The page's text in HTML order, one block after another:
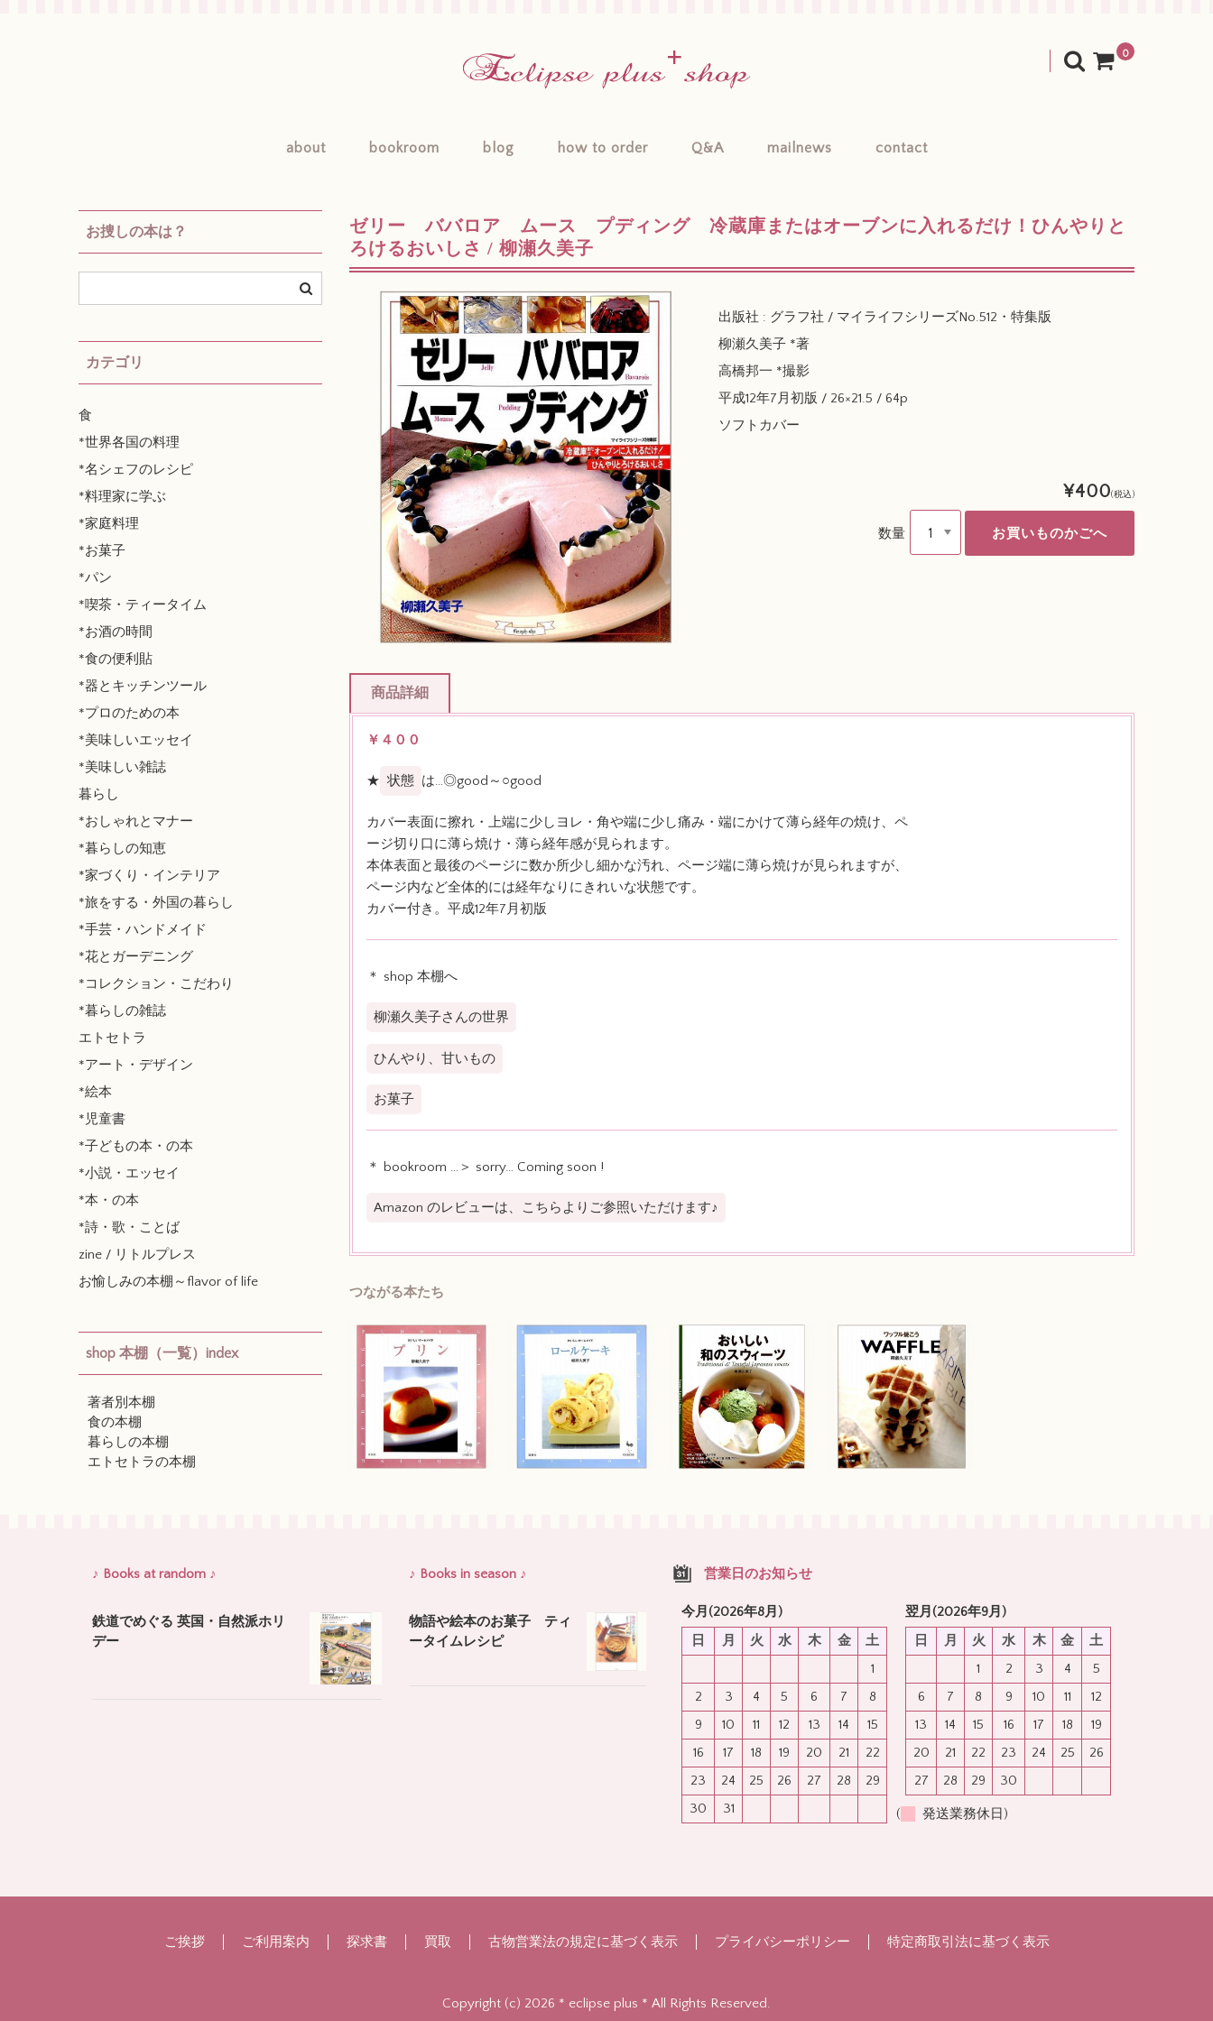
0
about bookroom blog how to order Q&A mailnews contact
ゼリー ババロア ムース プディング 冷蔵庫またはオーブンに入れるだけ！ひんやりと
ろけるおいしさ / 柳瀬久美子
出版社 : グラフ社 / マイライフシリーズNo.512・特集版
柳瀬久美子 *著
高橋邦一 *撮影
平成12年7月初版 / 26×21.5 / 64p
ソフトカバー
¥400(税込)
数量
商品詳細
￥４００
★ 状態 は…◎good～○good
カバー表面に擦れ・上端に少しヨレ・角や端に少し痛み・端にかけて薄ら経年の焼け、ペ
ージ切り口に薄ら焼け・薄ら経年感が見られます。
本体表面と最後のページに数か所少し細かな汚れ、ページ端に薄ら焼けが見られますが、
ページ内など全体的には経年なりにきれいな状態です。
カバー付き。平成12年7月初版
＊ shop 本棚へ
柳瀬久美子さんの世界
ひんやり、甘いもの
お菓子
＊ bookroom …＞ sorry… Coming soon !
Amazon のレビューは、こちらよりご参照いただけます♪
つながる本たち
お捜しの本は？
カテゴリ
食
*世界各国の料理
*名シェフのレシピ
*料理家に学ぶ
*家庭料理
*お菓子
*パン
*喫茶・ティータイム
*お酒の時間
*食の便利貼
*器とキッチンツール
*プロのための本
*美味しいエッセイ
*美味しい雑誌
暮らし
*おしゃれとマナー
*暮らしの知恵
*家づくり・インテリア
*旅をする・外国の暮らし
*手芸・ハンドメイド
*花とガーデニング
*コレクション・こだわり
*暮らしの雑誌
エトセトラ
*アート・デザイン
*絵本
*児童書
*子どもの本・の本
*小説・エッセイ
*本・の本
*詩・歌・ことば
zine / リトルプレス
お愉しみの本棚～flavor of life
shop 本棚（一覧）index
著者別本棚
食の本棚
暮らしの本棚
エトセトラの本棚
♪ Books at random ♪
鉄道でめぐる 英国・自然派ホリ
デー
♪ Books in season ♪
物語や絵本のお菓子 ティ
ータイムレシピ
営業日のお知らせ
今月(2026年8月)
日
月 火 水 木 金
土
1
2
3 4 5 6 7
8
9
10 11 12 13 14
15
16
17 18 19 20 21
22
23
24 25 26 27 28
29
30
31
翌月(2026年9月)
日
月 火 水 木 金
土
1
2 3 4
5
6
7 8 9 10 11
12
13
14 15 16 17 18
19
20
21 22 23 24 25
26
27
28 29 30
( 発送業務休日)
ご挨拶 ご利用案内 探求書 買取 古物営業法の規定に基づく表示 プライバシーポリシー 特定商取引法に基づく表示
Copyright (c) 2026 * eclipse plus * All Rights Reserved.